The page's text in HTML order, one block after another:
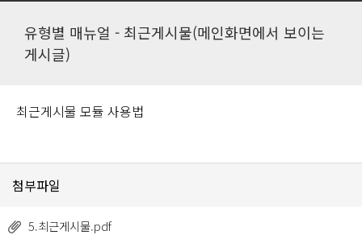
유형별 매뉴얼 - 최근게시물(메인화면에서 보이는
게시글)
최근게시물 모듈 사용법
첨부파일
5.최근게시물.pdf